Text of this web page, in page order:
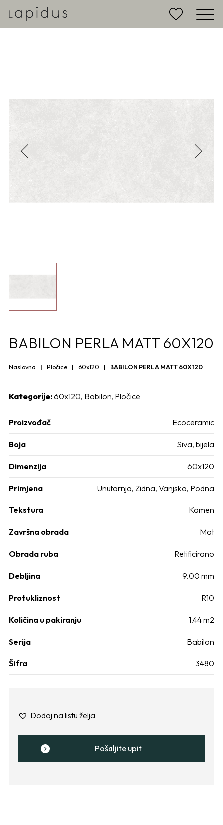
BABILON PERLA MATT 60X120
Naslovna Pločice 60x120 BABILON PERLA MATT 60X120
Kategorije:60x120, Babilon, Pločice
Proizvođač Ecoceramic
Boja Siva, bijela
Dimenzija 60x120
Primjena Unutarnja, Zidna, Vanjska, Podna
Tekstura Kamen
Završna obrada Mat
Obrada ruba Retificirano
Debljina 9.00 mm
Protukliznost R10
Količina u pakiranju 1.44 m2
Serija Babilon
Šifra 3480
Dodaj na listu želja
Pošaljite upit